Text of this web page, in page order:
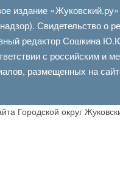
издание
Свидетельство о
редактор Сошкина
с российским и
размещенных на
Городской округ